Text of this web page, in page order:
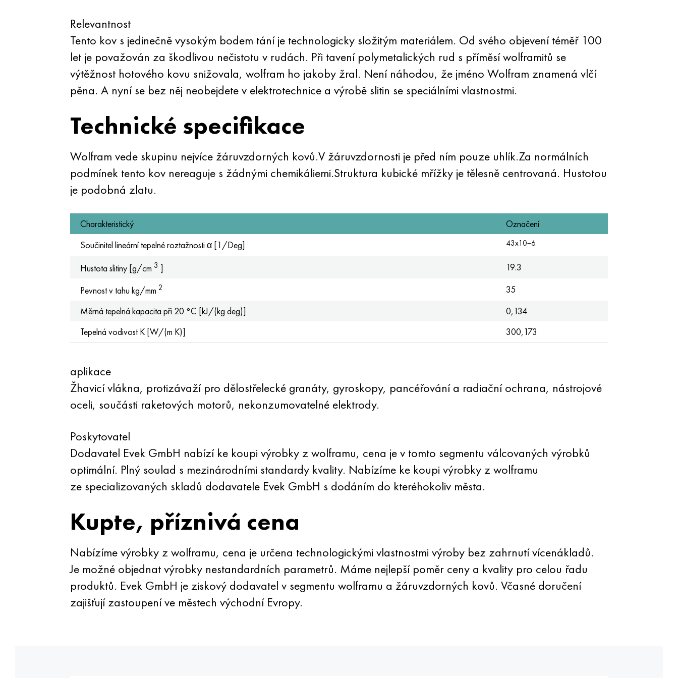
Relevantnost
Tento kov s jedinečně vysokým bodem tání je technologicky složitým materiálem. Od svého objevení téměř 100
let je považován za škodlivou nečistotu v rudách. Při tavení polymetalických rud s příměsí wolframitů se
výtěžnost hotového kovu snižovala, wolfram ho jakoby žral. Není náhodou, že jméno Wolfram znamená vlčí
pěna. A nyní se bez něj neobejdete v elektrotechnice a výrobě slitin se speciálními vlastnostmi.
Technické specifikace
Wolfram vede skupinu nejvíce žáruvzdorných kovů.V žáruvzdornosti je před ním pouze uhlík.Za normálních
podmínek tento kov nereaguje s žádnými chemikáliemi.Struktura kubické mřížky je tělesně centrovaná. Hustotou
je podobná zlatu.
Charakteristický
Označení
Součinitel lineární tepelné roztažnosti α [1/Deg]
43x10−6
Hustota slitiny [g/cm 3 ]
19.3
Pevnost v tahu kg/mm 2
35
Měrná tepelná kapacita při 20 °C [kJ/(kg deg)]
0,134
Tepelná vodivost K [W/(m K)]
300,173
aplikace
Žhavicí vlákna, protizávaží pro dělostřelecké granáty, gyroskopy, pancéřování a radiační ochrana, nástrojové
oceli, součásti raketových motorů, nekonzumovatelné elektrody.
Poskytovatel
Dodavatel Evek GmbH nabízí ke koupi výrobky z wolframu, cena je v tomto segmentu válcovaných výrobků
optimální. Plný soulad s mezinárodními standardy kvality. Nabízíme ke koupi výrobky z wolframu
ze specializovaných skladů dodavatele Evek GmbH s dodáním do kteréhokoliv města.
Kupte, příznivá cena
Nabízíme výrobky z wolframu, cena je určena technologickými vlastnostmi výroby bez zahrnutí vícenákladů.
Je možné objednat výrobky nestandardních parametrů. Máme nejlepší poměr ceny a kvality pro celou řadu
produktů. Evek GmbH je ziskový dodavatel v segmentu wolframu a žáruvzdorných kovů. Včasné doručení
zajišťují zastoupení ve městech východní Evropy.